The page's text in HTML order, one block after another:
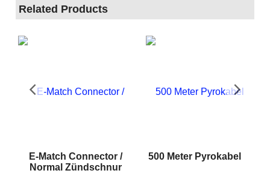
Related Products
E-Match Connector /
Normal Zündschnur
500 Meter Pyrokabel